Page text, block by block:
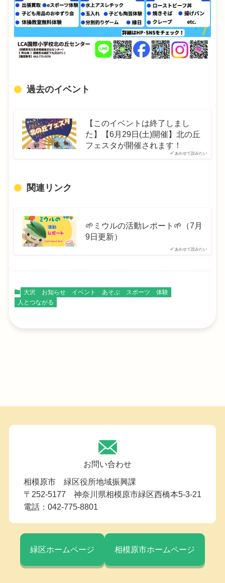
過去のイベント
あわせて読みたい
【このイベントは終了しまし
た】【6月29日(土)開催】北の丘
フェスタが開催されます！
関連リンク
あわせて読みたい
🌱ミウルの活動レポート🌱（7月
9日更新）
大沢 お知らせ イベント あそぶ スポーツ
体験
人とつながる
お問い合わせ
相模原市 緑区役所地域振興課
〒252-5177 神奈川県相模原市緑区西橋本5-3-21
電話：042-775-8801
緑区ホームページ 相模原市ホームページ